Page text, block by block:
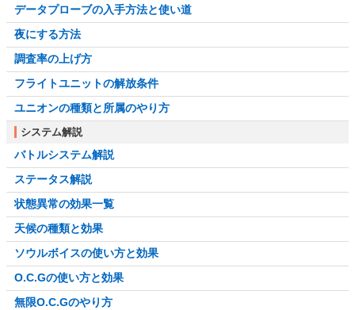
データプローブの入手方法と使い道
夜にする方法
調査率の上げ方
フライトユニットの解放条件
ユニオンの種類と所属のやり方
システム解説
バトルシステム解説
ステータス解説
状態異常の効果一覧
天候の種類と効果
ソウルボイスの使い方と効果
O.C.Gの使い方と効果
無限O.C.Gのやり方